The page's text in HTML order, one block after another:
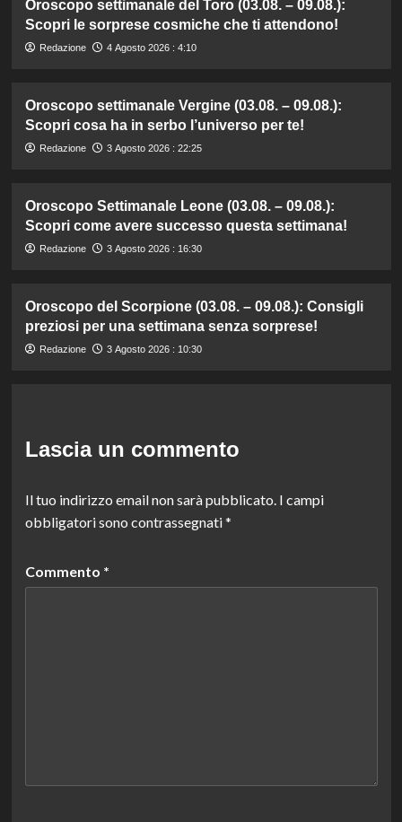
Oroscopo settimanale del Toro (03.08. – 09.08.):
Scopri le sorprese cosmiche che ti attendono!
Redazione 4 Agosto 2026 : 4:10
Oroscopo settimanale Vergine (03.08. – 09.08.):
Scopri cosa ha in serbo l’universo per te!
Redazione 3 Agosto 2026 : 22:25
Oroscopo Settimanale Leone (03.08. – 09.08.):
Scopri come avere successo questa settimana!
Redazione 3 Agosto 2026 : 16:30
Oroscopo del Scorpione (03.08. – 09.08.): Consigli
preziosi per una settimana senza sorprese!
Redazione 3 Agosto 2026 : 10:30
Lascia un commento
Il tuo indirizzo email non sarà pubblicato. I campi
obbligatori sono contrassegnati*
Commento *